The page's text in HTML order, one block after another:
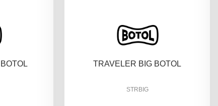
TRAVELER BIG BOTOL
STRBIG